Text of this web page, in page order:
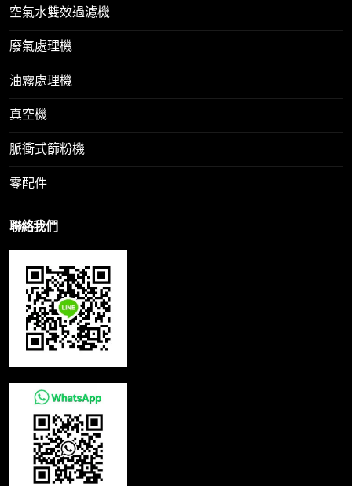
空氣水雙效過濾機
廢氣處理機
油霧處理機
真空機
脈衝式篩粉機
零配件
聯絡我們